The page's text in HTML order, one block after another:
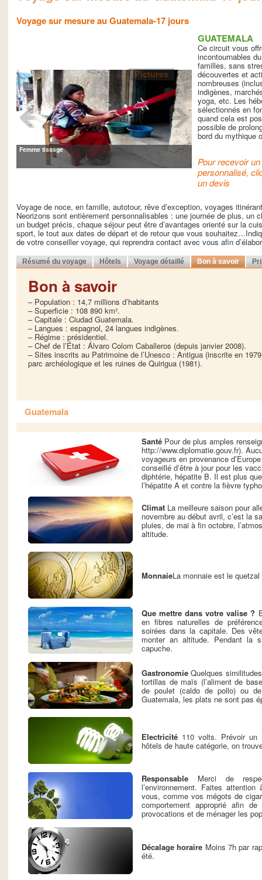
Voyage sur mesure au Guatemala-17 jours
Femme tissage
Pictures
GUATEMALA
Ce circuit vous
incontournables
familles, sans
découvertes et
nombreuses
indigènes,
yoga, etc. Les
sélectionnés en
quand cela est
possible de
bord du mythique
Pour recevoir
personnalisé,
un devis
Voyage de noce, en famille, autotour, rêve d’exception, voyages
Neorizons sont entièrement personnalisables : une journée de plus, un
un budget précis, chaque séjour peut être d’avantages orienté sur la
sport, le tout aux dates de départ et de retour que vous
de votre conseiller voyage, qui reprendra contact avec vous afin
Résumé du voyage Hôtels Voyage détaillé Bon à savoir
Bon à savoir
– Population : 14,7 millions d’habitants
– Superficie : 108 890 km².
– Capitale : Ciudad Guatemala.
– Langues : espagnol, 24 langues indigènes.
– Régime : présidentiel.
– Chef de l’État : Álvaro Colom Caballeros (depuis janvier 2008).
– Sites inscrits au Patrimoine de l’Unesco : Antigua (inscrite en
parc archéologique et les ruines de Quirigua (1981).
Guatemala
Santé Pour de plus amples
http://www.diplomatie.gouv.fr).
voyageurs en provenance
conseillé d’être à jour pour les
diphtérie, hépatite B. Il est plus
l’hépatite A et contre la fièvre
Climat La meilleure saison pour
novembre au début avril, c’est la
pluies, de mai à fin octobre,
altitude.
MonnaieLa monnaie est le quetzal
Que mettre dans votre valise ?
en fibres naturelles de
soirées dans la capitale. Des
monter an altitude. Pendant la
capuche.
Gastronomie Quelques
tortillas de maïs (l’aliment de
de poulet (caldo de pollo) ou
Guatemala, les plats ne sont pas
Electricité 110 volts. Prévoir un
hôtels de haute catégorie, on
Responsable Merci de
l’environnement. Faites
vous, comme vos mégots de
comportement approprié afin
provocations et de ménager les
Décalage horaire Moins 7h par
été.